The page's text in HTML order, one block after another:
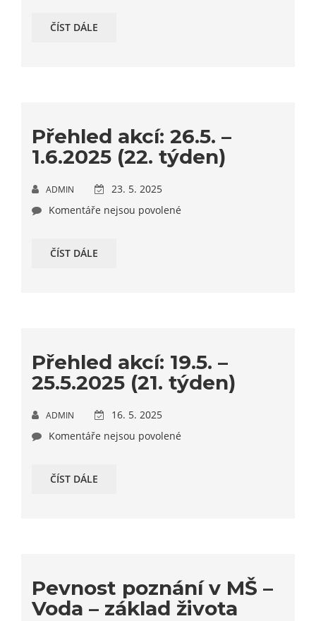
ČÍST DÁLE
Přehled akcí: 26.5. –
1.6.2025 (22. týden)
ADMIN
23. 5. 2025
Komentáře nejsou povolené
ČÍST DÁLE
Přehled akcí: 19.5. –
25.5.2025 (21. týden)
ADMIN
16. 5. 2025
Komentáře nejsou povolené
ČÍST DÁLE
Pevnost poznání v MŠ –
Voda – základ života